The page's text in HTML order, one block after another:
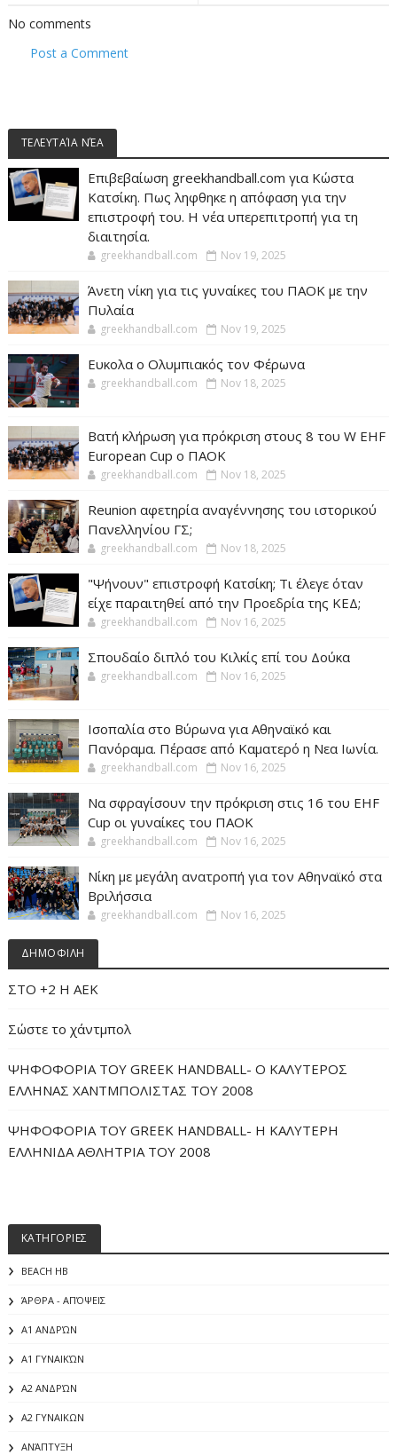
No comments
Post a Comment
ΤΕΛΕΥΤΑΊΑ ΝΈΑ
Επιβεβαίωση greekhandball.com για Κώστα
Κατσίκη. Πως ληφθηκε η απόφαση για την
επιστροφή του. Η νέα υπερεπιτροπή για τη
διαιτησία.
greekhandball.com Nov 19, 2025
Άνετη νίκη για τις γυναίκες του ΠΑΟΚ με την
Πυλαία
greekhandball.com Nov 19, 2025
Ευκολα ο Ολυμπιακός τον Φέρωνα
greekhandball.com Nov 18, 2025
Βατή κλήρωση για πρόκριση στους 8 του W EHF
European Cup ο ΠΑΟΚ
greekhandball.com Nov 18, 2025
Reunion αφετηρία αναγέννησης του ιστορικού
Πανελληνίου ΓΣ;
greekhandball.com Nov 18, 2025
"Ψήνουν" επιστροφή Κατσίκη; Τι έλεγε όταν
είχε παραιτηθεί από την Προεδρία της ΚΕΔ;
greekhandball.com Nov 16, 2025
Σπουδαίο διπλό του Κιλκίς επί του Δούκα
greekhandball.com Nov 16, 2025
Ισοπαλία στο Βύρωνα για Αθηναϊκό και
Πανόραμα. Πέρασε από Καματερό η Νεα Ιωνία.
greekhandball.com Nov 16, 2025
Να σφραγίσουν την πρόκριση στις 16 του EHF
Cup οι γυναίκες του ΠΑΟΚ
greekhandball.com Nov 16, 2025
Νίκη με μεγάλη ανατροπή για τον Αθηναϊκό στα
Βριλήσσια
greekhandball.com Nov 16, 2025
ΔΗΜΟΦΙΛΗ
ΣΤΟ +2 Η ΑΕΚ
Σώστε το χάντμπολ
ΨΗΦΟΦΟΡΙΑ ΤΟΥ GREEK HANDBALL- O ΚΑΛΥΤΕΡΟΣ
ΕΛΛΗΝΑΣ ΧΑΝΤΜΠΟΛΙΣΤΑΣ ΤΟΥ 2008
ΨΗΦΟΦΟΡΙΑ ΤΟΥ GREEK HANDBALL- H ΚΑΛΥΤΕΡΗ
ΕΛΛΗΝΙΔΑ ΑΘΛΗΤΡΙΑ ΤΟΥ 2008
ΚΑΤΗΓΟΡΙΕΣ
BEACH HB
ΆΡΘΡΑ - ΑΠΌΨΕΙΣ
Α1 ΑΝΔΡΏΝ
Α1 ΓΥΝΑΙΚΏΝ
Α2 ΑΝΔΡΏΝ
Α2 ΓΥΝΑΙΚΩΝ
ΑΝΆΠΤΥΞΗ